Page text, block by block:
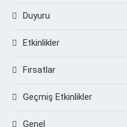
Duyuru
Etkinlikler
Fırsatlar
Geçmiş Etkinlikler
Genel